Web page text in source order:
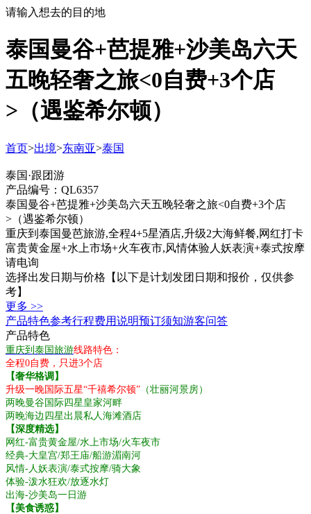
请输入想去的目的地
泰国曼谷+芭提雅+沙美岛六天
五晚轻奢之旅<0自费+3个店
>（遇鉴希尔顿）
首页>出境>东南亚>泰国
泰国·跟团游
产品编号：QL6357
泰国曼谷+芭提雅+沙美岛六天五晚轻奢之旅<0自费+3个店
>（遇鉴希尔顿）
重庆到泰国曼芭旅游,全程4+5星酒店,升级2大海鲜餐,网红打卡
富贵黄金屋+水上市场+火车夜市,风情体验人妖表演+泰式按摩
请电询
选择出发日期与价格 【以下是计划发团日期和报价，仅供参
考】
更多 >>
产品特色参考行程费用说明预订须知游客问答
产品特色
重庆到泰国旅游线路特色：
全程0自费，只进3个店
【奢华格调】
升级一晚国际五星“千禧希尔顿” （壮丽河景房）
两晚曼谷国际四星皇家河畔
两晚海边四星出晨私人海滩酒店
【深度精选】
网红-富贵黄金屋/水上市场/火车夜市
经典-大皇宫/郑王庙/船游湄南河
风情-人妖表演/泰式按摩/骑大象
体验-泼水狂欢/放逐水灯
出海-沙美岛一日游
【美食诱惑】